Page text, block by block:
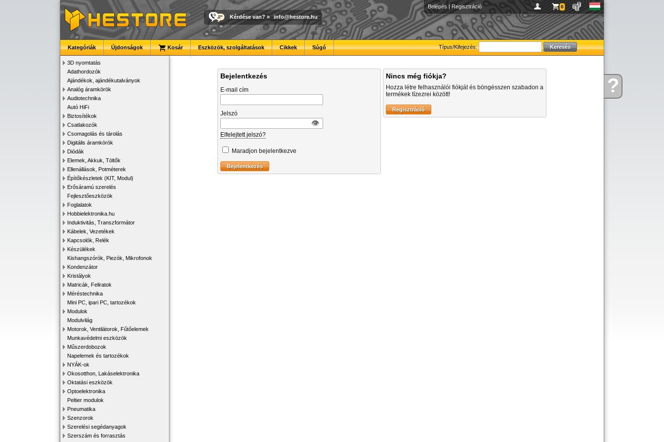
Kérdése?
Belépés | Regisztráció 0
Kérdése van? » info@hestore.hu
Típus/Kifejezés:
Kategóriák Újdonságok Kosár Eszközök, szolgáltatások Cikkek Súgó
3D nyomtatás
Adathordozók
Ajándékok, ajándékutalványok
Analóg áramkörök
Audiotechnika
Autó HiFi
Biztosítékok
Csatlakozók
Csomagolás és tárolás
Digitális áramkörök
Diódák
Elemek, Akkuk, Töltők
Ellenállások, Potméterek
Építőkészletek (KIT, Modul)
Erősáramú szerelés
Fejlesztőeszközök
Foglalatok
Hobbielektronika.hu
Induktivitás, Transzformátor
Kábelek, Vezetékek
Kapcsolók, Relék
Készülékek
Kishangszórók, Piezók, Mikrofonok
Kondenzátor
Kristályok
Matricák, Feliratok
Méréstechnika
Mini PC, ipari PC, tartozékok
Modulok
Modulvilág
Motorok, Ventilátorok, Fűtőelemek
Munkavédelmi eszközök
Műszerdobozok
Napelemek és tartozékok
NYÁK-ok
Okosotthon, Lakáselektronika
Oktatási eszközök
Optoelektronika
Peltier modulok
Pneumatika
Szenzorok
Szerelési segédanyagok
Szerszám és forrasztás
Bejelentkezés
E-mail cím
Jelszó
👁︎
Elfelejtett jelszó?
Maradjon bejelentkezve
Nincs még fiókja?
Hozza létre felhasználói fiókját és böngésszen szabadon a
termékek tízezrei között!